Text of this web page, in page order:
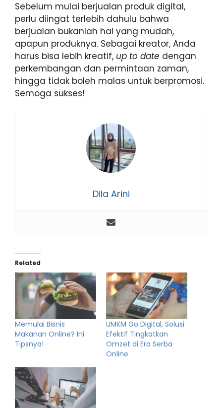
Sebelum mulai berjualan produk digital,
perlu diingat terlebih dahulu bahwa
berjualan bukanlah hal yang mudah,
apapun produknya. Sebagai kreator, Anda
harus bisa lebih kreatif, up to date dengan
perkembangan dan permintaan zaman,
hingga tidak boleh malas untuk berpromosi.
Semoga sukses!
Dila Arini
Related
Memulai Bisnis
Makanan Online? Ini
Tipsnya!
UMKM Go Digital, Solusi
Efektif Tingkatkan
Omzet di Era Serba
Online